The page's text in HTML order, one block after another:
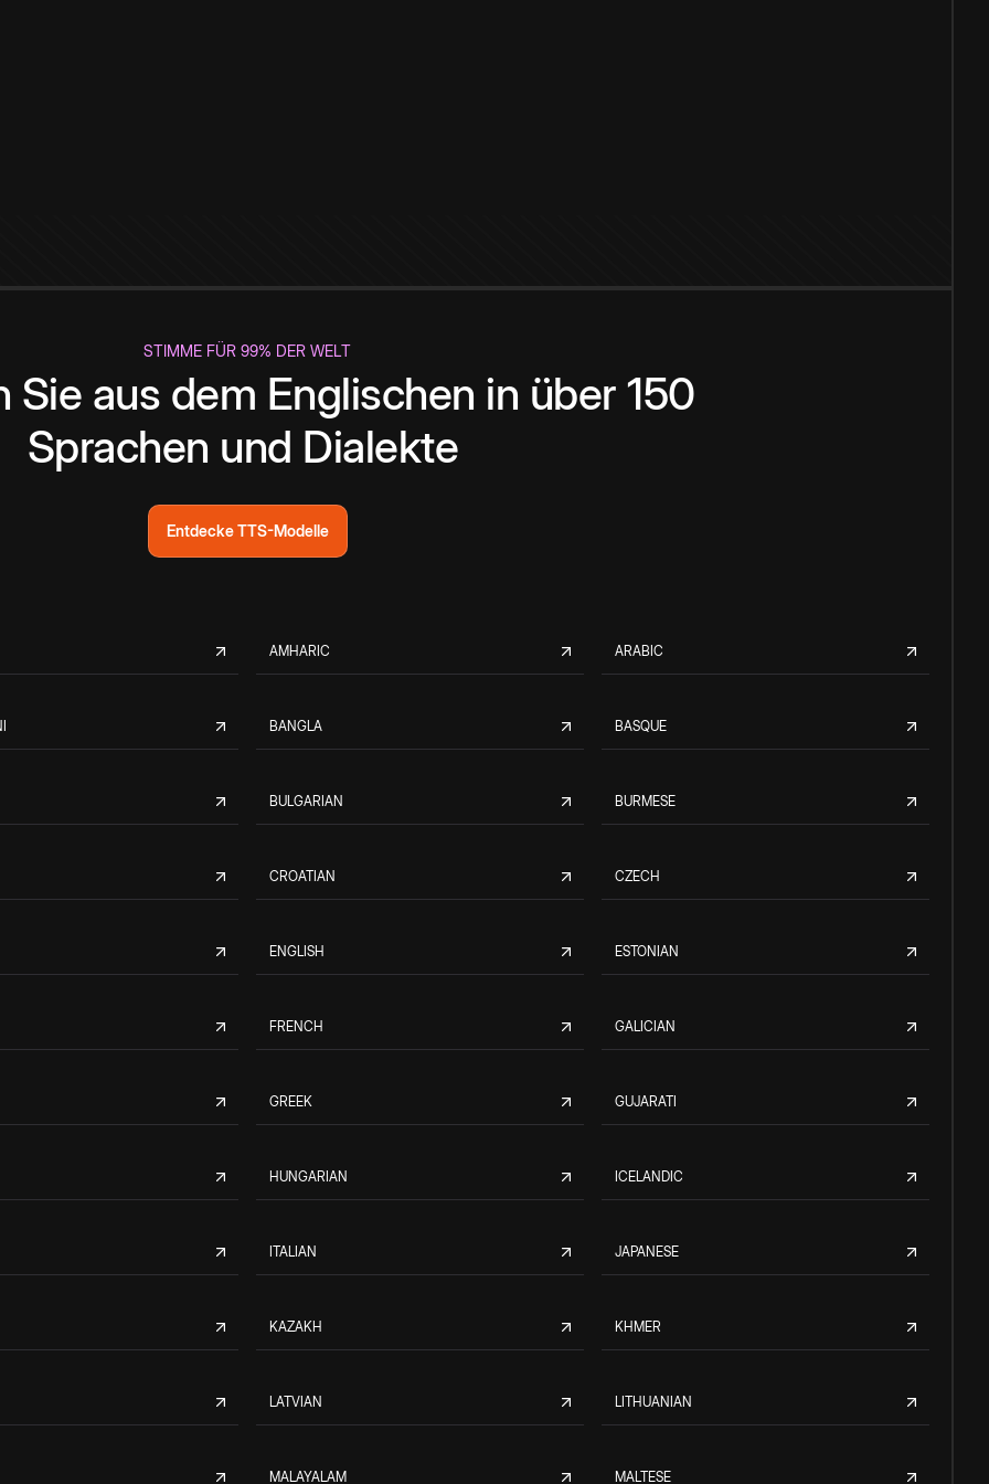
STIMME FÜR 99% DER WELT
Sie aus dem Englischen in über 150
Sprachen und Dialekte
Entdecke TTS-Modelle
AMHARIC ARABIC
BANGLA BASQUE
BULGARIAN BURMESE
CROATIAN CZECH
ENGLISH ESTONIAN
FRENCH GALICIAN
GREEK GUJARATI
HUNGARIAN ICELANDIC
ITALIAN JAPANESE
KAZAKH KHMER
LATVIAN LITHUANIAN
MALAYALAM MALTESE